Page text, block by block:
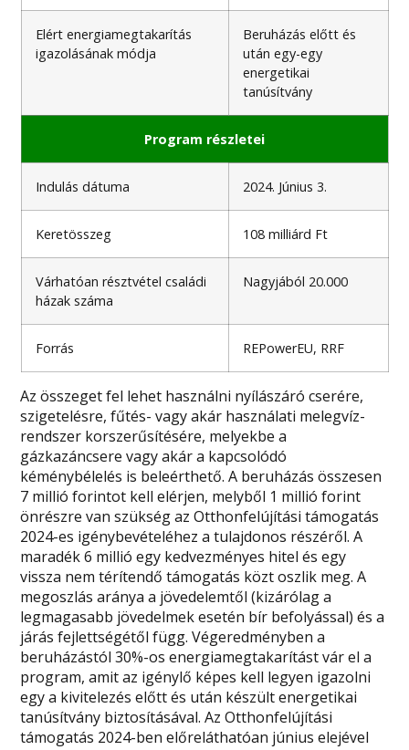
Elért energiamegtakarítás
igazolásának módja
Beruházás előtt és
után egy-egy
energetikai
tanúsítvány
Program részletei
Indulás dátuma 2024. Június 3.
Keretösszeg 108 milliárd Ft
Várhatóan résztvétel családi
házak száma
Nagyjából 20.000
Forrás REPowerEU, RRF
Az összeget fel lehet használni nyílászáró cserére,
szigetelésre, fűtés- vagy akár használati melegvíz-
rendszer korszerűsítésére, melyekbe a
gázkazáncsere vagy akár a kapcsolódó
kéménybélelés is beleérthető. A beruházás összesen
7 millió forintot kell elérjen, melyből 1 millió forint
önrészre van szükség az Otthonfelújítási támogatás
2024-es igénybevételéhez a tulajdonos részéről. A
maradék 6 millió egy kedvezményes hitel és egy
vissza nem térítendő támogatás közt oszlik meg. A
megoszlás aránya a jövedelemtől (kizárólag a
legmagasabb jövedelmek esetén bír befolyással) és a
járás fejlettségétől függ. Végeredményben a
beruházástól 30%-os energiamegtakarítást vár el a
program, amit az igénylő képes kell legyen igazolni
egy a kivitelezés előtt és után készült energetikai
tanúsítvány biztosításával. Az Otthonfelújítási
támogatás 2024-ben előreláthatóan június elejével